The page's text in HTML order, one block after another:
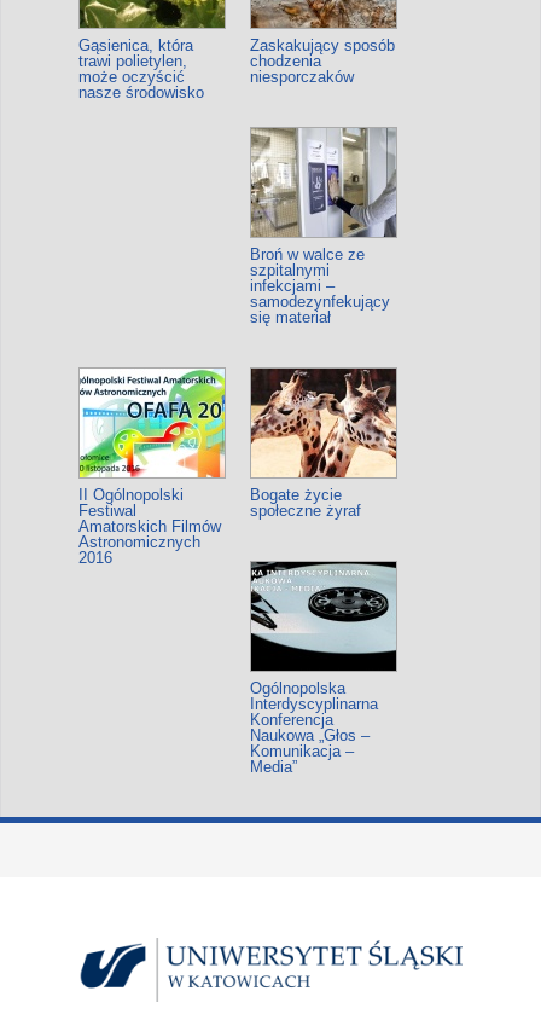
Gąsienica, która
trawi polietylen,
może oczyścić
nasze środowisko
Zaskakujący sposób
chodzenia
niesporczaków
Broń w walce ze
szpitalnymi
infekcjami –
samodezynfekujący
się materiał
II Ogólnopolski
Festiwal
Amatorskich Filmów
Astronomicznych
2016
Bogate życie
społeczne żyraf
Ogólnopolska
Interdyscyplinarna
Konferencja
Naukowa „Głos –
Komunikacja –
Media”